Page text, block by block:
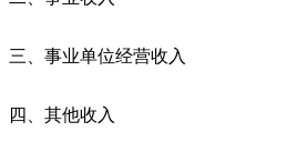
三、事业单位经营收入
四、其他收入